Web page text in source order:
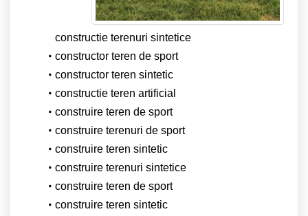
constructie terenuri sintetice
constructor teren de sport
constructor teren sintetic
constructie teren artificial
construire teren de sport
construire terenuri de sport
construire teren sintetic
construire terenuri sintetice
construire teren de sport
construire teren sintetic